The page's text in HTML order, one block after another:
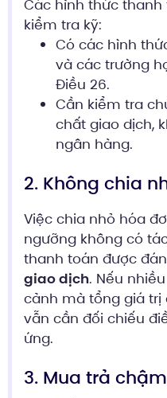
Các hình thức
kiểm tra kỹ:
Có các hình
và các trường
Điều 26.
Cần kiểm tra
chất giao dịch,
ngân hàng.
2. Không chia
Việc chia nhỏ hóa
ngưỡng không có
thanh toán được
giao dịch. Nếu
cảnh mà tổng giá
vẫn cần đối chiếu
ứng.
3. Mua trả